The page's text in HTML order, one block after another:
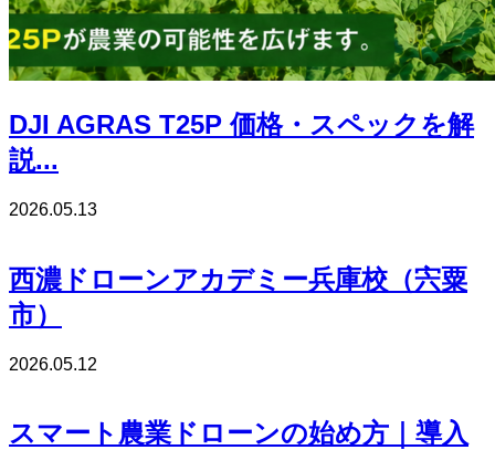
DJI AGRAS T25P 価格・スペックを解
説...
2026.05.13
西濃ドローンアカデミー兵庫校（宍粟
市）
2026.05.12
スマート農業ドローンの始め方｜導入